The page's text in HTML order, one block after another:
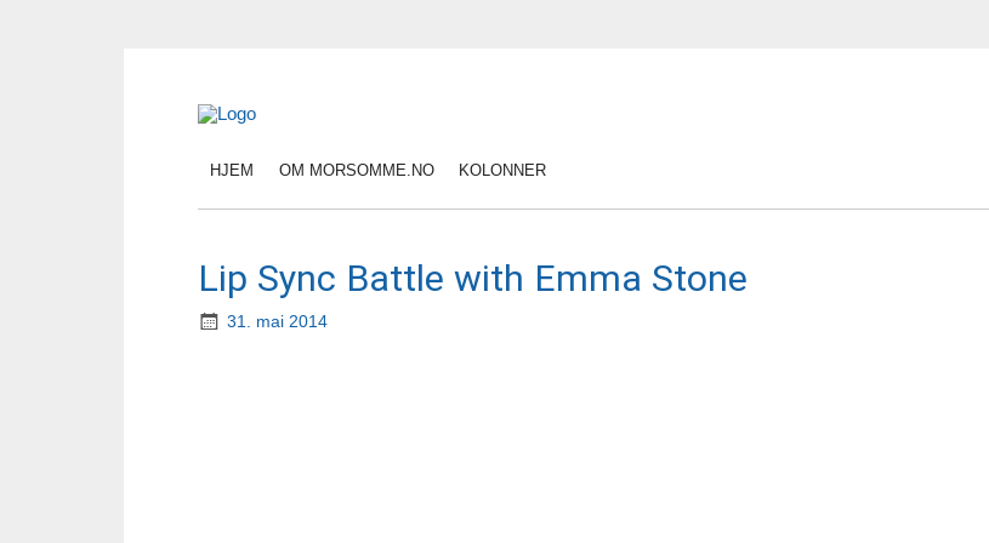
HJEM OM MORSOMME.NO KOLONNER
Lip Sync Battle with Emma Stone
31. mai 2014